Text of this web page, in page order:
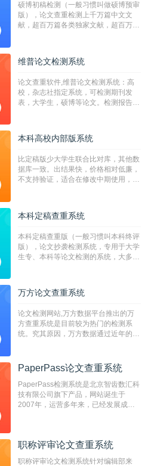
硕博初稿检测（一般习惯叫做硕博预审
版），论文查重检测上千万篇中文文
献，超百万篇各类独家文献，超百万港
校用来检测硕博论文的系统，检测范围
广，数据来源真实，检测算法合理!本
字符数30万）
维普论文检测系统
论文查重软件,维普论文检测系统：高
校，杂志社指定系统，可检测期刊发
表，大学生，硕博等论文。检测报告支
本科高校内部版系统
比定稿版少大学生联合比对库，其他数
据库一致。出结果快，价格相对低廉，
不支持验证，适合在修改中期使用，定
本科定稿查重系统
本科定稿查重版（一般习惯叫本科终评
版），论文抄袭检测系统，专用于大学
生专、本科等论文检测的系统，大多数
万方论文查重系统
论文检测网站,万方数据平台推出的万
方查重系统是目前较为热门的检测系
统。究其原因，万方数据通过近年的发
检测系统，其真实性和权威性无可厚
非。其次，相对于知网而言，万方检测
费用少，上手容易，是学生初次论文查
重的推荐系统。
PaperPass论文查重系统
PaperPass检测系统是北京智齿数汇科
技有限公司旗下产品，网站诞生于
2007年，运营多年来，已经发展成为
检测速度快、精度高，市场反映良好。
职称评审论文查重系统
职称评审论文检测系统针对编辑部来